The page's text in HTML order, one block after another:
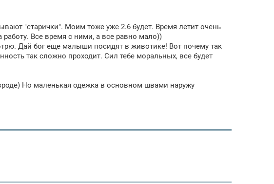
"старички". Моим тоже уже 2.6 будет. Время летит очень
Все время с ними, а все равно мало))
Дай бог еще малыши посидят в животике! Вот почему так
так сложно проходит. Сил тебе моральных, все будет
Но маленькая одежка в основном швами наружу